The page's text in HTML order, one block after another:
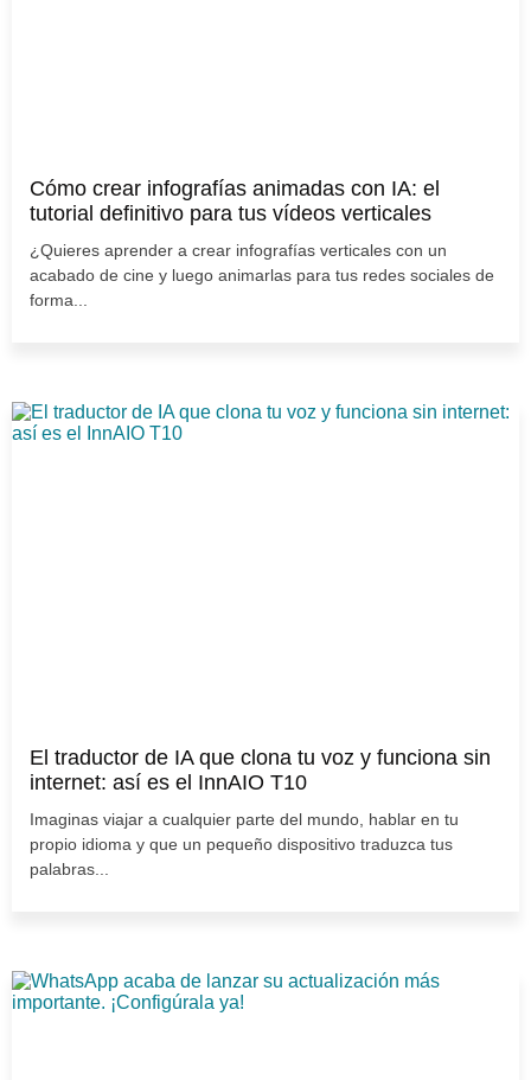
Cómo crear infografías animadas con IA: el
tutorial definitivo para tus vídeos verticales
¿Quieres aprender a crear infografías verticales con un
acabado de cine y luego animarlas para tus redes sociales de
forma...
El traductor de IA que clona tu voz y funciona sin
internet: así es el InnAIO T10
Imaginas viajar a cualquier parte del mundo, hablar en tu
propio idioma y que un pequeño dispositivo traduzca tus
palabras...